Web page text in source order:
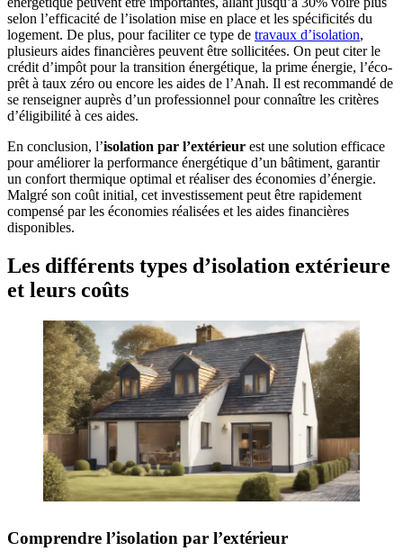
selon l’efficacité de l’isolation mise en place et les spécificités du
logement. De plus, pour faciliter ce type de travaux d’isolation,
plusieurs aides financières peuvent être sollicitées. On peut citer le
crédit d’impôt pour la transition énergétique, la prime énergie, l’éco-
prêt à taux zéro ou encore les aides de l’Anah. Il est recommandé de
se renseigner auprès d’un professionnel pour connaître les critères
d’éligibilité à ces aides.
En conclusion, l’isolation par l’extérieur est une solution efficace
pour améliorer la performance énergétique d’un bâtiment, garantir
un confort thermique optimal et réaliser des économies d’énergie.
Malgré son coût initial, cet investissement peut être rapidement
compensé par les économies réalisées et les aides financières
disponibles.
Les différents types d’isolation extérieure
et leurs coûts
Comprendre l’isolation par l’extérieur